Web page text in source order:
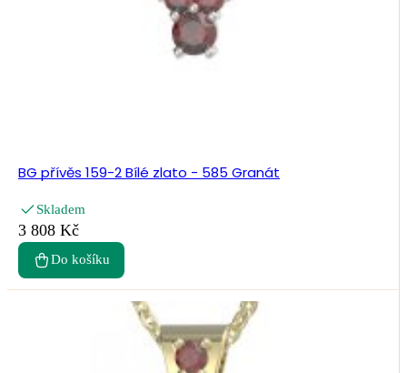
BG přívěs 159-2 Bílé zlato - 585 Granát
Skladem
3 808 Kč
Do košíku